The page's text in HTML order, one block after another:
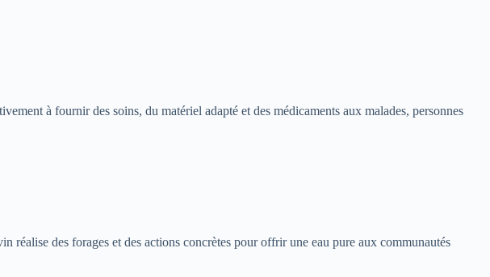
à fournir des soins, du matériel adapté et des médicaments aux malades, personnes
réalise des forages et des actions concrètes pour offrir une eau pure aux communautés